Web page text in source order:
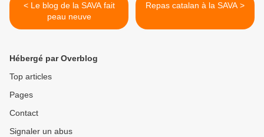
< Le blog de la SAVA fait
peau neuve
Repas catalan à la SAVA >
Hébergé par Overblog
Top articles
Pages
Contact
Signaler un abus